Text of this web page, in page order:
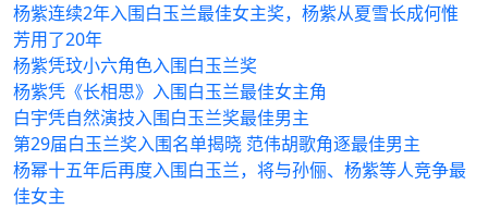
杨紫连续2年入围白玉兰最佳女主奖，杨紫从夏雪长成何惟
芳用了20年
杨紫凭玟小六角色入围白玉兰奖
杨紫凭《长相思》入围白玉兰最佳女主角
白宇凭自然演技入围白玉兰奖最佳男主
第29届白玉兰奖入围名单揭晓 范伟胡歌角逐最佳男主
杨幂十五年后再度入围白玉兰，将与孙俪、杨紫等人竞争最
佳女主